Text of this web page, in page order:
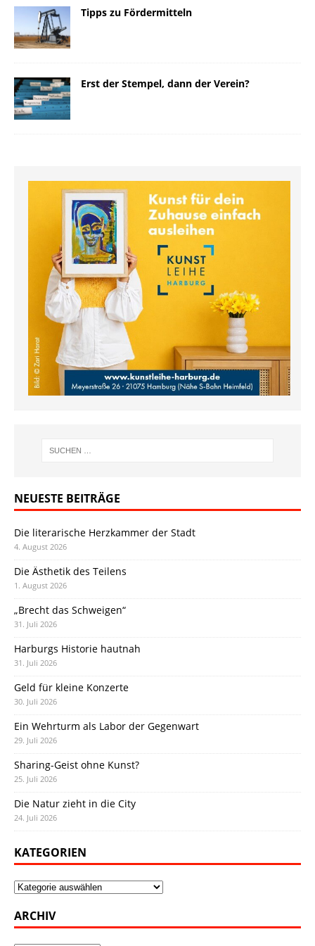
Tipps zu Fördermitteln
Erst der Stempel, dann der Verein?
NEUESTE BEITRÄGE
Die literarische Herzkammer der Stadt
4. August 2026
Die Ästhetik des Teilens
1. August 2026
„Brecht das Schweigen“
31. Juli 2026
Harburgs Historie hautnah
31. Juli 2026
Geld für kleine Konzerte
30. Juli 2026
Ein Wehrturm als Labor der Gegenwart
29. Juli 2026
Sharing-Geist ohne Kunst?
25. Juli 2026
Die Natur zieht in die City
24. Juli 2026
KATEGORIEN
Kategorien
ARCHIV